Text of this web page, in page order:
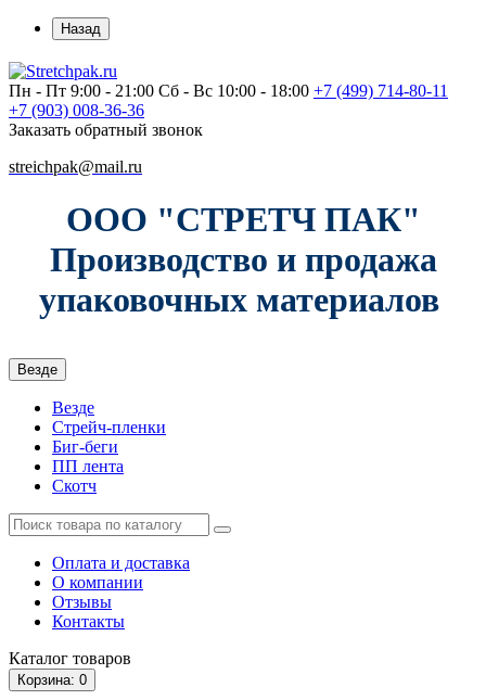
Назад
Пн - Пт 9:00 - 21:00 Сб - Вс 10:00 - 18:00 +7 (499) 714-80-11
+7 (903) 008-36-36
Заказать обратный звонок
streichpak@mail.ru
ООО "СТРЕТЧ ПАК"
Производство и продажа
упаковочных материалов
Везде
Везде
Стрейч-пленки
Биг-беги
ПП лента
Скотч
Оплата и доставка
О компании
Отзывы
Контакты
Каталог товаров
Корзина: 0